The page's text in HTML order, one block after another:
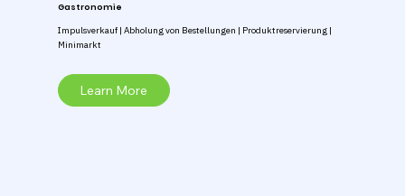
Gastronomie
Impulsverkauf | Abholung von Bestellungen | Produktreservierung |
Minimarkt
Learn More